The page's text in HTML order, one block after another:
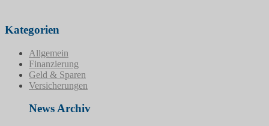
Kategorien
Allgemein
Finanzierung
Geld & Sparen
Versicherungen
News Archiv